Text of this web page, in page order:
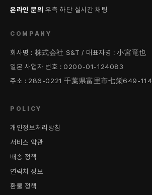
온라인 문의 우측 하단 실시간 채팅
COMPANY
회사명 : 株式会社 S&T / 대표자명 : 小宮竜也
일본 사업자 번호 : 0200-01-124083
주소 : 286-0221 千葉県富里市七栄649-114
POLICY
개인정보처리방침
서비스 약관
배송 정책
연락처 정보
환불 정책